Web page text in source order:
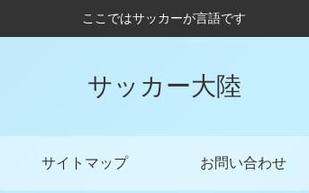
ここではサッカーが言語です
サッカー大陸
サイトマップ お問い合わせ